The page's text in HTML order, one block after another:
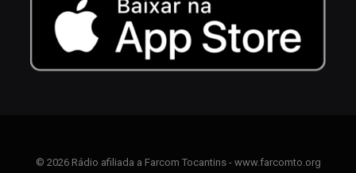
© 2026 Rádio afiliada a Farcom Tocantins - www.farcomto.org